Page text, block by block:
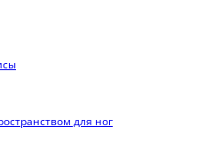
для ног